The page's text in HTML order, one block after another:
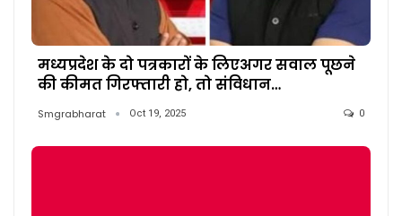
मध्यप्रदेश के दो पत्रकारों के लिएअगर सवाल पूछने
की कीमत गिरफ्तारी हो, तो संविधान…
Smgrabharat Oct 19, 2025 0